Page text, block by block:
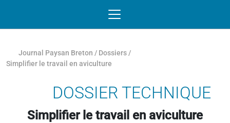
Journal Paysan Breton / Dossiers /
Simplifier le travail en aviculture
DOSSIER TECHNIQUE
Simplifier le travail en aviculture